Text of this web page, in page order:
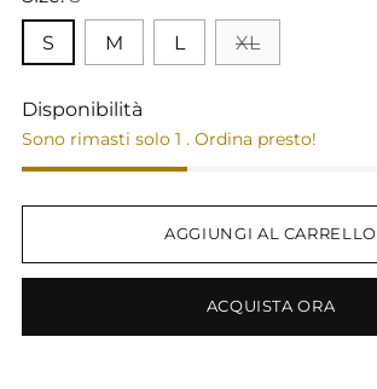
S
M L XL
Disponibilità
Sono rimasti solo 1 . Ordina presto!
AGGIUNGI AL CARRELLO
ACQUISTA ORA